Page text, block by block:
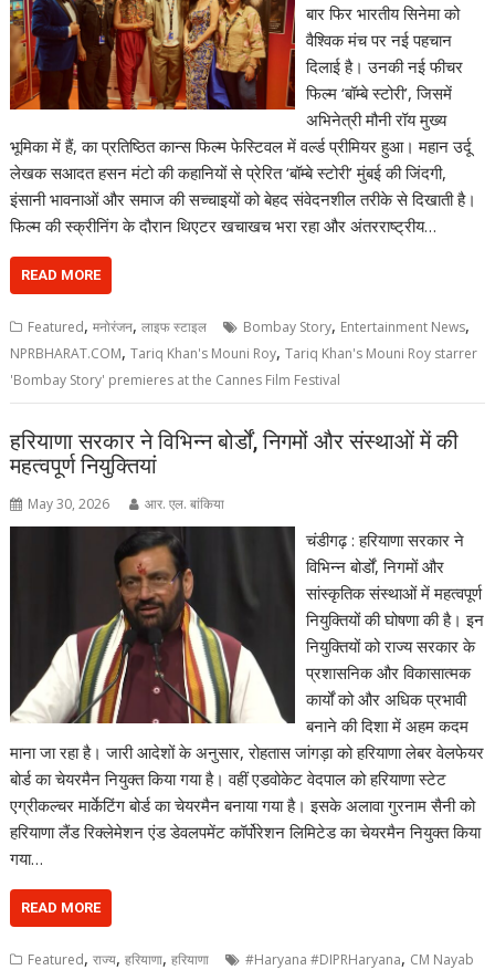
बार फिर भारतीय सिनेमा को
वैश्विक मंच पर नई पहचान
दिलाई है। उनकी नई फीचर
फिल्म ‘बॉम्बे स्टोरी’, जिसमें
अभिनेत्री मौनी रॉय मुख्य
भूमिका में हैं, का प्रतिष्ठित कान्स फिल्म फेस्टिवल में वर्ल्ड प्रीमियर हुआ। महान उर्दू
लेखक सआदत हसन मंटो की कहानियों से प्रेरित ‘बॉम्बे स्टोरी’ मुंबई की जिंदगी,
इंसानी भावनाओं और समाज की सच्चाइयों को बेहद संवेदनशील तरीके से दिखाती है।
फिल्म की स्क्रीनिंग के दौरान थिएटर खचाखच भरा रहा और अंतरराष्ट्रीय…
READ MORE
Featured,मनोरंजन,लाइफ स्टाइल Bombay Story, Entertainment News,
NPRBHARAT.COM,Tariq Khan's Mouni Roy,Tariq Khan's Mouni Roy starrer
'Bombay Story' premieres at the Cannes Film Festival
हरियाणा सरकार ने विभिन्न बोर्डों, निगमों और संस्थाओं में की
महत्वपूर्ण नियुक्तियां
May 30, 2026 आर. एल. बांकिया
चंडीगढ़ : हरियाणा सरकार ने
विभिन्न बोर्डों, निगमों और
सांस्कृतिक संस्थाओं में महत्वपूर्ण
नियुक्तियों की घोषणा की है। इन
नियुक्तियों को राज्य सरकार के
प्रशासनिक और विकासात्मक
कार्यों को और अधिक प्रभावी
बनाने की दिशा में अहम कदम
माना जा रहा है। जारी आदेशों के अनुसार, रोहतास जांगड़ा को हरियाणा लेबर वेलफेयर
बोर्ड का चेयरमैन नियुक्त किया गया है। वहीं एडवोकेट वेदपाल को हरियाणा स्टेट
एग्रीकल्चर मार्केटिंग बोर्ड का चेयरमैन बनाया गया है। इसके अलावा गुरनाम सैनी को
हरियाणा लैंड रिक्लेमेशन एंड डेवलपमेंट कॉर्पोरेशन लिमिटेड का चेयरमैन नियुक्त किया
गया…
READ MORE
Featured,राज्य,हरियाणा,हरियाणा #Haryana #DIPRHaryana, CM Nayab